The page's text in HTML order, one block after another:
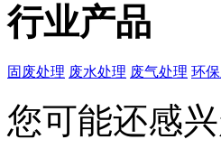
行业产品
固废处理 废水处理 废气处理 环
您可能还感兴